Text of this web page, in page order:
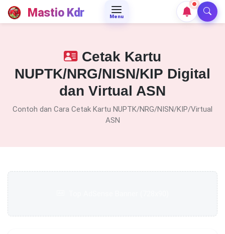
Mastio Kdr Menu
Cetak Kartu
NUPTK/NRG/NISN/KIP Digital
dan Virtual ASN
Contoh dan Cara Cetak Kartu NUPTK/NRG/NISN/KIP/Virtual
ASN